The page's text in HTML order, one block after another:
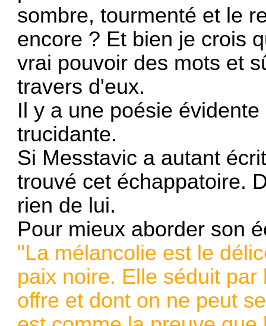
sombre, tourmenté et le
encore ? Et bien je crois
vrai pouvoir des mots et
travers d'eux.
Il y a une poésie
trucidante.
Si Messtavic a autant
trouvé cet échappatoire.
rien de lui.
Pour mieux aborder son
"La mélancolie est le
paix noire. Elle séduit
offre et dont on ne peut